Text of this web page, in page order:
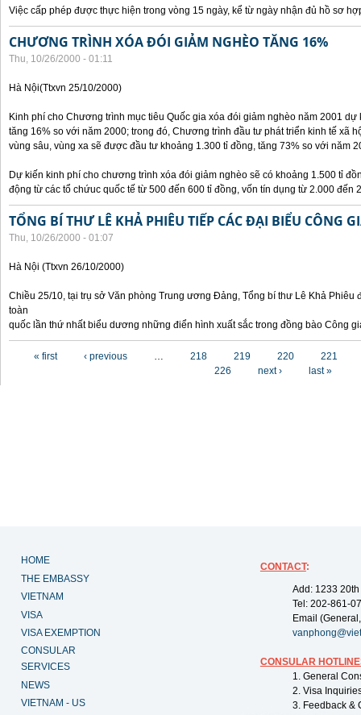
Việc cấp phép được thực hiện trong vòng 15 ngày, kể từ ngày nhận đủ hồ sơ
CHƯƠNG TRÌNH XÓA ĐÓI GIẢM NGHÈO TĂNG 16%
Thu, 10/26/2000 - 01:11
Hà Nội(Ttxvn 25/10/2000)
Kinh phí cho Chương trình mục tiêu Quốc gia xóa đói giảm nghèo năm 2001
tăng 16% so với năm 2000; trong đó, Chương trình đầu tư phát triển kinh tế xã
vùng sâu, vùng xa sẽ được đầu tư khoảng 1.300 tỉ đồng, tăng 73% so với năm
Dự kiến kinh phí cho chương trình xóa đói giảm nghèo sẽ có khoảng 1.500 tỉ
động từ các tổ chứuc quốc tế từ 500 đến 600 tỉ đồng, vốn tín dụng từ 2.000 đến
TỔNG BÍ THƯ LÊ KHẢ PHIÊU TIẾP CÁC ĐẠI BIỂU CÔNG
Thu, 10/26/2000 - 01:07
Hà Nội (Ttxvn 26/10/2000)
Chiều 25/10, tại trụ sở Văn phòng Trung ương Đảng, Tổng bí thư Lê Khả Phiêu
toàn
quốc lần thứ nhất biểu dương những điển hình xuất sắc trong đồng bào Công
« first ‹ previous … 218 219 220
221
226
next › last »
HOME
THE EMBASSY
VIETNAM
VISA
VISA EXEMPTION
CONSULAR
SERVICES
NEWS
VIETNAM - US
CONTACT:
Add: 1233
Tel: 202-861-
Email
CONSULAR
1. General
2. Visa
3. Feedback &